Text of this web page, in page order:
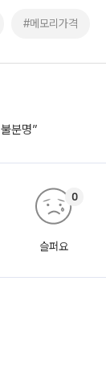
#메모리가격
분명”
슬퍼요
0